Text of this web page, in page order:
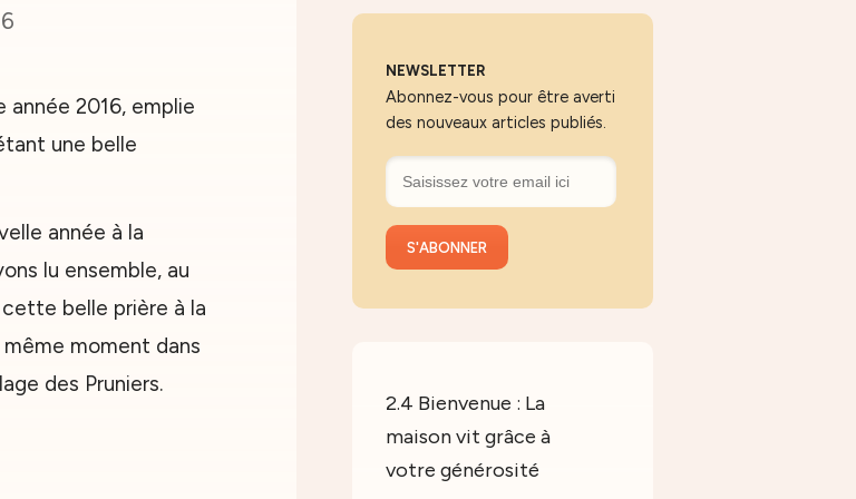
année 2016, emplie
une belle
année à la
lu ensemble, au
belle prière à la
moment dans
des Pruniers.
NEWSLETTER
Abonnez-vous pour être averti
des nouveaux articles publiés.
2.4 Bienvenue : La
maison vit grâce à
votre générosité